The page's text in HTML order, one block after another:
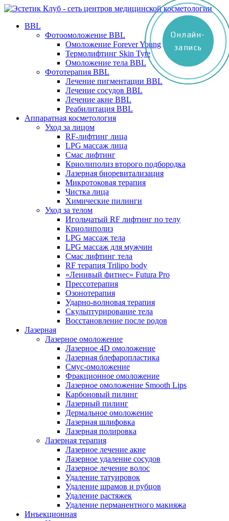
BBL
Фотоомоложение BBL
Омоложение Forever Young
Термолифтинг Skin Tyte
Омоложение тела BBL
Фототерапия BBL
Лечение пигментации BBL
Лечение сосудов BBL
Лечение акне BBL
Реабилитация BBL
Аппаратная косметология
Уход за лицом
RF-лифтинг лица
LPG массаж лица
Смас лифтинг
Криолиполиз второго подбородка
Лазерная биоревитализация
Микротоковая терапия
Чистка лица
Химические пилинги
Уход за телом
Игольчатый RF лифтинг по телу
Криолиполиз
LPG массаж тела
LPG массаж для мужчин
Смас лифтинг тела
RF терапия Trilipo body
«Ленивый фитнес» Futura Pro
Прессотерапия
Озонотерапия
Ударно-волновая терапия
Скульптурирование тела
Восстановление после родов
Лазерная
Лазерное омоложение
Лазерное 4D омоложение
Лазерная блефаропластика
Смус-омоложение
Фракционное омоложение
Лазерное омоложение Smooth Lips
Карбоновый пилинг
Лазерный пилинг
Дермальное омоложение
Лазерная шлифовка
Лазерная полировка
Лазерная терапия
Лазерное лечение акне
Лазерное удаление сосудов
Лазерное лечение волос
Удаление татуировок
Удаление шрамов и рубцов
Удаление растяжек
Удаление перманентного макияжа
Инъекционная
Онлайн-
запись
Онлайн-
запись